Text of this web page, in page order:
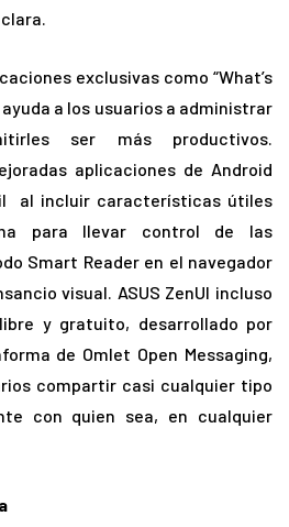
exclusivas como “What’s
ayuda a los usuarios a administrar
ser más productivos.
aplicaciones de Android
al incluir características útiles
para llevar control de las
Smart Reader en el navegador
visual. ASUS ZenUI incluso
y gratuito, desarrollado por
de Omlet Open Messaging,
compartir casi cualquier tipo
con quien sea, en cualquier